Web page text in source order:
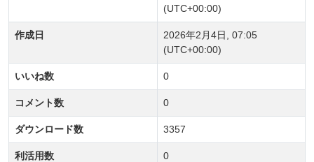
(UTC+00:00)
作成日
2026年2月4日, 07:05
(UTC+00:00)
いいね数 0
コメント数 0
ダウンロード数 3357
利活用数 0